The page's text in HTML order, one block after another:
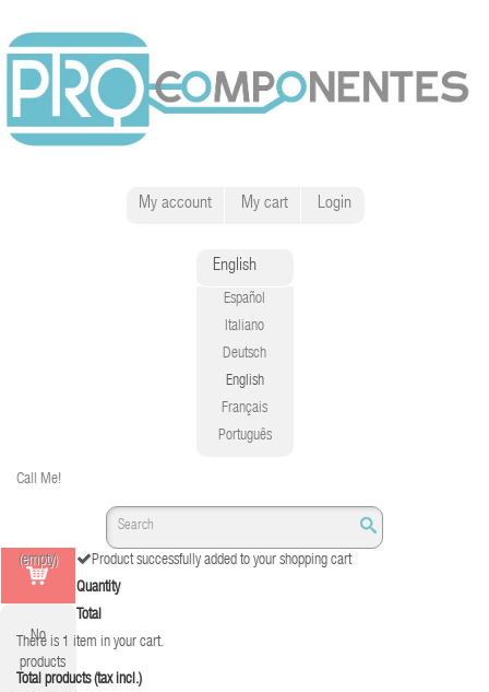
My account My cart Login
English
Español
Italiano
Deutsch
English
Français
Português
Call Me!
(empty)
No
products
Product successfully added to your shopping cart
Quantity
Total
There is 1 item in your cart.
Total products (tax incl.)